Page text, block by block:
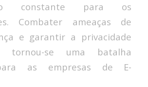
constante para os
Combater ameaças de
e garantir a privacidade
tornou-se uma batalha
as empresas de E-